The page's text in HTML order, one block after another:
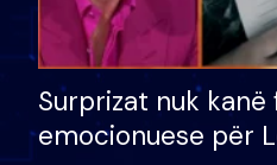
Surprizat nuk
emocionuese për